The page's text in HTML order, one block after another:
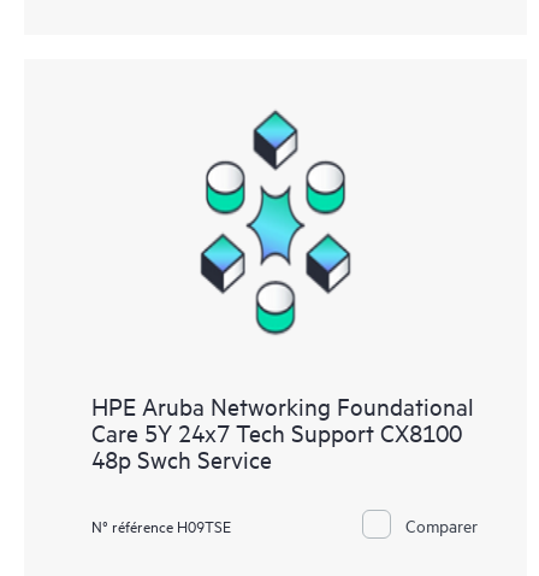
HPE Aruba Networking Foundational
Care 5Y 24x7 Tech Support CX8100
48p Swch Service
N° référence H09TSE Comparer